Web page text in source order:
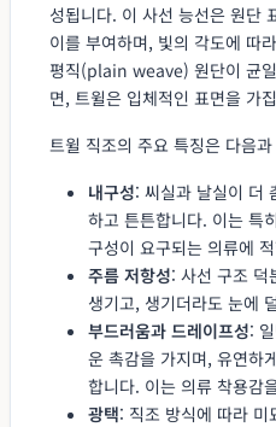
성됩니다. 이 사선 능선은 원단
이를 부여하며, 빛의 각도에 따
평직(plain weave) 원단이 균
면, 트윌은 입체적인 표면을 가
트윌 직조의 주요 특징은 다음
내구성: 씨실과 날실이 더
하고 튼튼합니다. 이는 특
구성이 요구되는 의류에
주름 저항성: 사선 구조 덕
생기고, 생기더라도 눈에
부드러움과 드레이프성:
운 촉감을 가지며, 유연하
합니다. 이는 의류 착용감
광택: 직조 방식에 따라 미